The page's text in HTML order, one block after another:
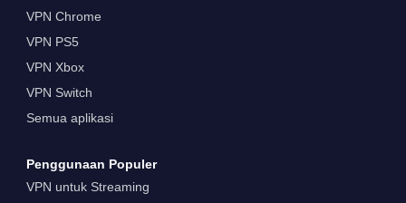
VPN Chrome
VPN PS5
VPN Xbox
VPN Switch
Semua aplikasi
Penggunaan Populer
VPN untuk Streaming